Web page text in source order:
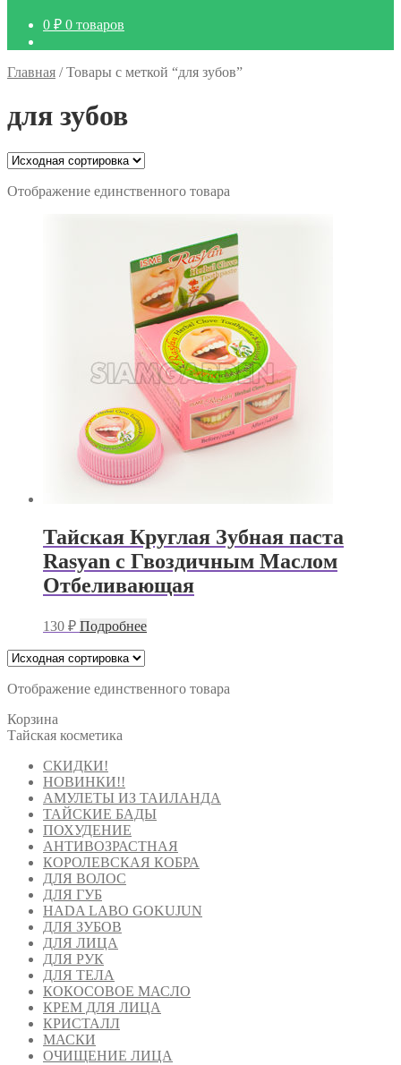
0 ₽ 0 товаров
Главная /Товары с меткой “для зубов”
для зубов
Отображение единственного товара
Тайская Круглая Зубная паста
Rasyan с Гвоздичным Маслом
Отбеливающая
130 ₽ Подробнее
Отображение единственного товара
Корзина
Тайская косметика
СКИДКИ!
НОВИНКИ!!
АМУЛЕТЫ ИЗ ТАИЛАНДА
ТАЙСКИЕ БАДЫ
ПОХУДЕНИЕ
АНТИВОЗРАСТНАЯ
КОРОЛЕВСКАЯ КОБРА
ДЛЯ ВОЛОС
ДЛЯ ГУБ
HADA LABO GOKUJUN
ДЛЯ ЗУБОВ
ДЛЯ ЛИЦА
ДЛЯ РУК
ДЛЯ ТЕЛА
КОКОСОВОЕ МАСЛО
КРЕМ ДЛЯ ЛИЦА
КРИСТАЛЛ
МАСКИ
ОЧИЩЕНИЕ ЛИЦА